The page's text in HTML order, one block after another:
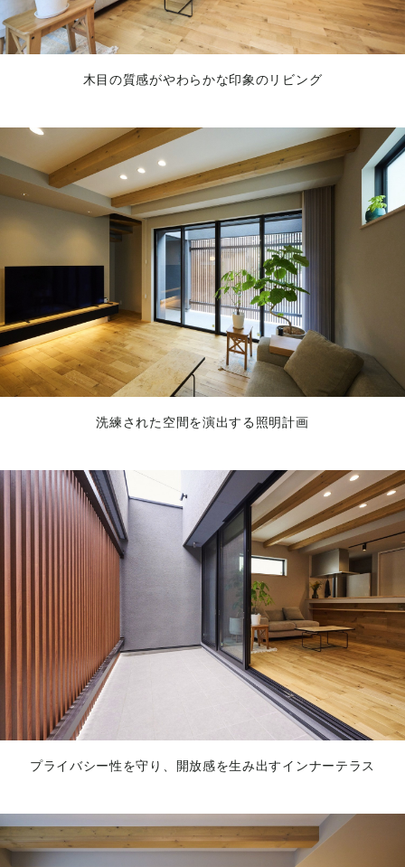
木目の質感がやわらかな印象のリビング
洗練された空間を演出する照明計画
プライバシー性を守り、開放感を生み出すインナーテラス